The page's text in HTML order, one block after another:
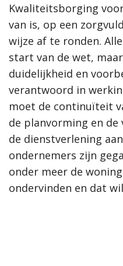
Kwaliteitsborging
van is, op een
wijze af te ronden.
start van de wet,
duidelijkheid en
verantwoord in
moet de continuïteit
de planvorming en
de dienstverlening
ondernemers zijn
onder meer de
ondervinden en dat